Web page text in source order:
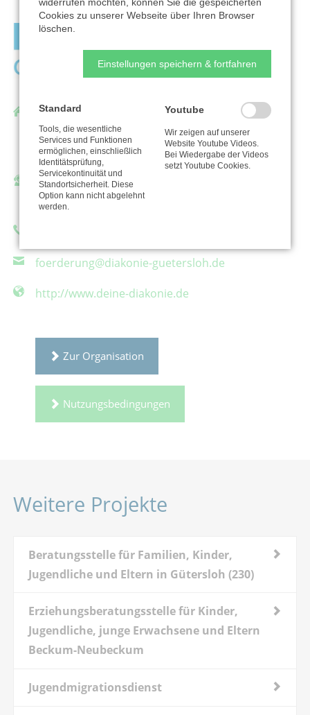
Diakonie Gütersloh e.V.
Carl-Bertelsmann-Straße 105 - 107
33332 Gütersloh
Ansprechpartner/in:
Lina Sophia Blomberg
foerderung@diakonie-guetersloh.de
http://www.deine-diakonie.de
Zur Organisation
Nutzungsbedingungen
Weitere Projekte
Beratungsstelle für Familien, Kinder,
Jugendliche und Eltern in Gütersloh (230)
Erziehungsberatungsstelle für Kinder,
Jugendliche, junge Erwachsene und Eltern
Beckum-Neubeckum
Jugendmigrationsdienst
Cookies zu unserer Webseite über Ihren Browser
löschen.
Einstellungen speichern & fortfahren
Standard
Tools, die wesentliche
Services und Funktionen
ermöglichen, einschließlich
Identitätsprüfung,
Servicekontinuität und
Standortsicherheit. Diese
Option kann nicht abgelehnt
werden.
Youtube
Wir zeigen auf unserer
Website Youtube Videos.
Bei Wiedergabe der Videos
setzt Youtube Cookies.